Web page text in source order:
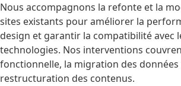
Nous accompagnons la refonte et la
sites existants pour améliorer la
design et garantir la compatibilité avec
technologies. Nos interventions
fonctionnelle, la migration des données
restructuration des contenus.